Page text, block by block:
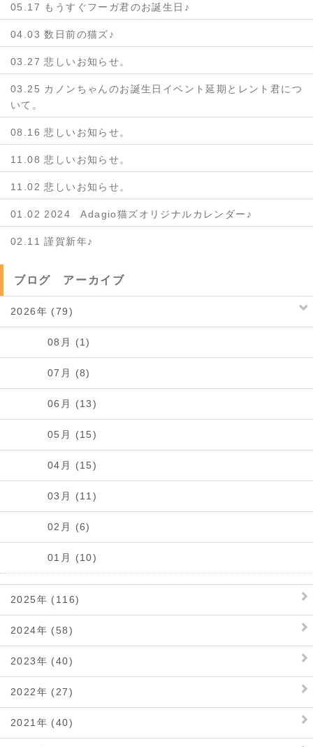
05.17 もうすぐフーガ君のお誕生日♪
04.03 数日前の猫ズ♪
03.27 悲しいお知らせ。
03.25 カノンちゃんのお誕生日イベント延期とレント君につ
いて。
08.16 悲しいお知らせ。
11.08 悲しいお知らせ。
11.02 悲しいお知らせ。
01.02 2024 Adagio猫ズオリジナルカレンダー♪
02.11 謹賀新年♪
ブログ アーカイブ
2026年 (79)
08月 (1)
07月 (8)
06月 (13)
05月 (15)
04月 (15)
03月 (11)
02月 (6)
01月 (10)
2025年 (116)
2024年 (58)
2023年 (40)
2022年 (27)
2021年 (40)